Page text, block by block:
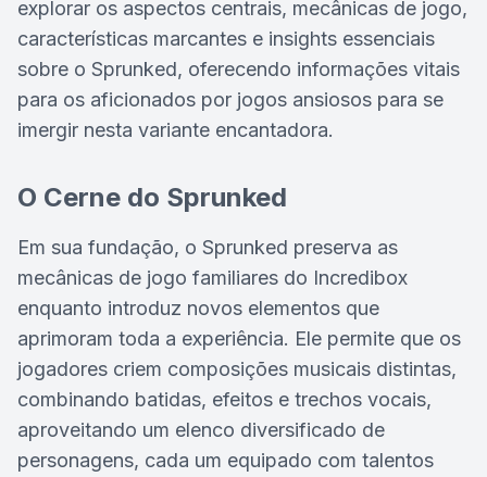
explorar os aspectos centrais, mecânicas de jogo,
características marcantes e insights essenciais
sobre o Sprunked, oferecendo informações vitais
para os aficionados por jogos ansiosos para se
imergir nesta variante encantadora.
O Cerne do Sprunked
Em sua fundação, o Sprunked preserva as
mecânicas de jogo familiares do Incredibox
enquanto introduz novos elementos que
aprimoram toda a experiência. Ele permite que os
jogadores criem composições musicais distintas,
combinando batidas, efeitos e trechos vocais,
aproveitando um elenco diversificado de
personagens, cada um equipado com talentos